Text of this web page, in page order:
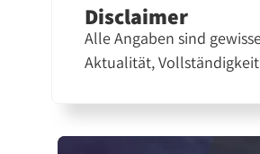
Disclaimer
Alle Angaben sind
Aktualität,